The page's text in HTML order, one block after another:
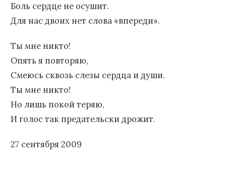
Боль сердце не осушит.
Для нас двоих нет слова «впереди».
Ты мне никто!
Опять я повторяю,
Смеюсь сквозь слезы сердца и души.
Ты мне никто!
Но лишь покой теряю,
И голос так предательски дрожит.
27 сентября 2009